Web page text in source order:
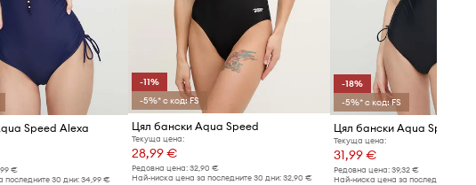
Speed Alexa
€
последните 30 дни: 34,99 €
-11%
-5%* с код: FS
Цял бански Aqua Speed
Текуща цена:
28,99 €
Редовна цена:32,90 €
Най-ниска цена за последните 30 дни:32,90 €
-18%
-5%* с код: FS
Цял бански Aqua Speed
Текуща цена:
31,99 €
Редовна цена: 39,32 €
Най-ниска цена за последните 30